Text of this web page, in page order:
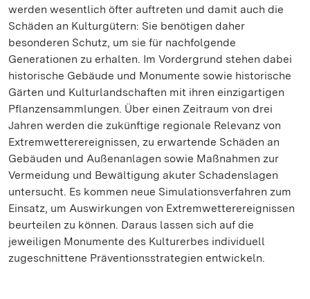
werden wesentlich öfter auftreten und damit auch die
Schäden an Kulturgütern: Sie benötigen daher
besonderen Schutz, um sie für nachfolgende
Generationen zu erhalten. Im Vordergrund stehen dabei
historische Gebäude und Monumente sowie historische
Gärten und Kulturlandschaften mit ihren einzigartigen
Pflanzensammlungen. Über einen Zeitraum von drei
Jahren werden die zukünftige regionale Relevanz von
Extremwetterereignissen, zu erwartende Schäden an
Gebäuden und Außenanlagen sowie Maßnahmen zur
Vermeidung und Bewältigung akuter Schadenslagen
untersucht. Es kommen neue Simulationsverfahren zum
Einsatz, um Auswirkungen von Extremwetterereignissen
beurteilen zu können. Daraus lassen sich auf die
jeweiligen Monumente des Kulturerbes individuell
zugeschnittene Präventionsstrategien entwickeln.